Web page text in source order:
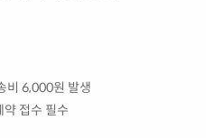
비 6,000원 발생
접수 필수